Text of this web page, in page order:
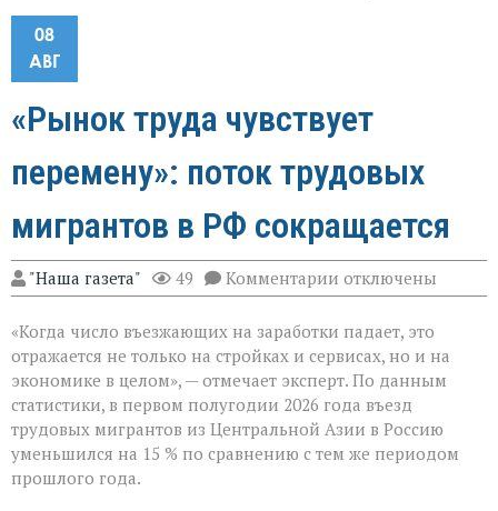
08
АВГ
«Рынок труда чувствует
перемену»: поток трудовых
мигрантов в РФ сокращается
"Наша газета" 49 Комментарии к
записи
труда
чувствует
перемену»:
поток
трудовых
мигрантов
в
РФ
отключены
«Когда число въезжающих на заработки падает, это
отражается не только на стройках и сервисах, но и на
экономике в целом», — отмечает эксперт. По данным
статистики, в первом полугодии 2026 года въезд
трудовых мигрантов из Центральной Азии в Россию
уменьшился на 15 % по сравнению с тем же периодом
прошлого года.